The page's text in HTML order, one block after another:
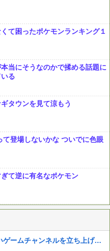
て困ったポケモンランキング１
当にそうなのかで揉める話題に
る
タウンを見て涼もう
て登場しないかな ついでに色眼
て逆に有名なポケモン
【悲報画像】よゐこの二人、新しいゲームチャンネルを立ち上げるwwww